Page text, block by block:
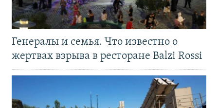
Генералы и семья. Что известно о
жертвах взрыва в ресторане Balzi Rossi